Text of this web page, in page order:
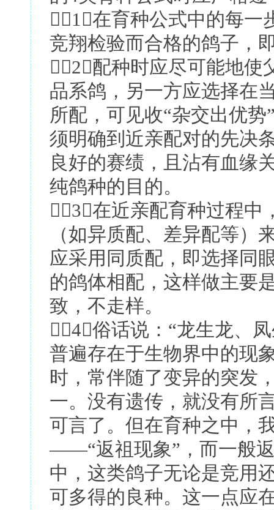
1．在育种公式中的每
竞翔检验而合格的鸽子，
2．配种时应尽可能地
品系鸽，另一方应选择在
所配，可见收“杂交出优
须明确到近亲配对的先决
良好的赛绩，且沾有血缘
纯鸽种的目的。
3．在近亲配育种过程
（如异质配、差异配等）
应采用同质配，即选择同
的鸽体相配，这样做主要
致，不走样。
4．俗话说：“龙生龙、
普遍存在于生物界中的现
时，常伴随了变异的突发
一。没有遗传，就没有所
可言了。但在育种之中，
——“返祖现象”，而一般
中，这类鸽子无论是竞用
可多得的良种。这一点应